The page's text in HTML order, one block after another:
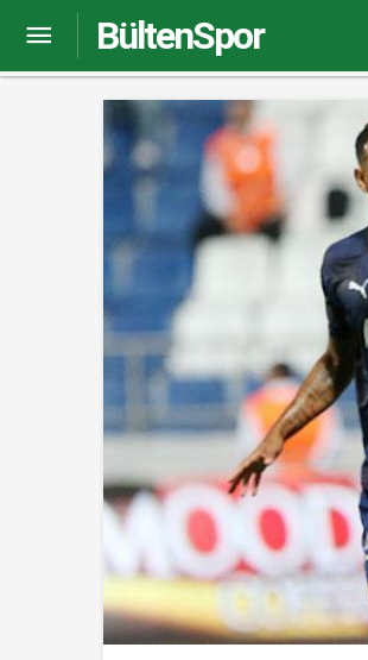
BültenSpor
Emre Mor: Belki 10 gol bile